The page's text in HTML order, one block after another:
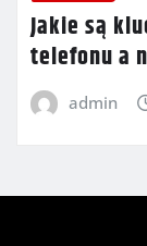
Jakie są
telefonu a
admin